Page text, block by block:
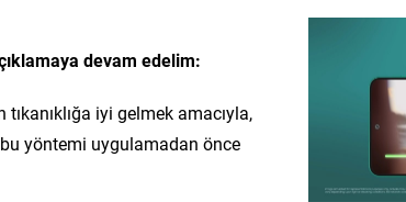
devam edelim:
iyi gelmek amacıyla,
bu yöntemi uygulamadan önce